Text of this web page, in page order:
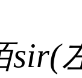
sir(